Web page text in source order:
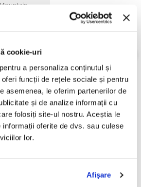
cookie-uri
a personaliza conținutul și
funcții de rețele sociale și pentru
asemenea, le oferim partenerilor de
și de analize informații cu
folosiți site-ul nostru. Aceștia le
informații oferite de dvs. sau culese
lor.
Afişare
(Edit)
Home
You